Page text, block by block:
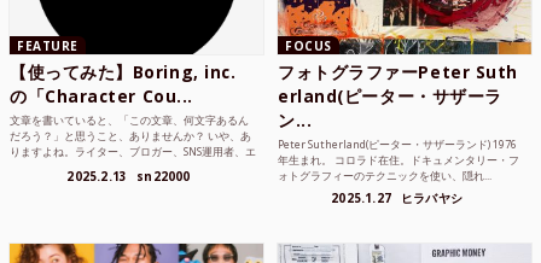
FEATURE
【使ってみた】Boring, inc.
の「Character Cou...
文章を書いていると、「この文章、何文字あるん
だろう？」と思うこと、ありませんか？ いや、あ
りますよね。ライター、ブロガー、SNS運用者、エ
2025.2.13 sn22000
FOCUS
フォトグラファーPeter Suth
erland(ピーター・サザーラ
ン...
Peter Sutherland(ピーター・サザーランド) 1976
年生まれ。 コロラド在住。ドキュメンタリー・フ
ォトグラフィーのテクニックを使い、隠れ...
2025.1.27 ヒラバヤシ